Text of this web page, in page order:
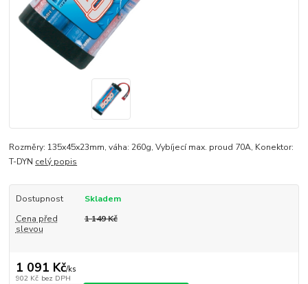
Rozměry: 135x45x23mm, váha: 260g, Vybíjecí max. proud 70A, Konektor:
T-DYN celý popis
Dostupnost
Skladem
Cena před
slevou
1 149 Kč
1 091 Kč/ks
902 Kč bez DPH